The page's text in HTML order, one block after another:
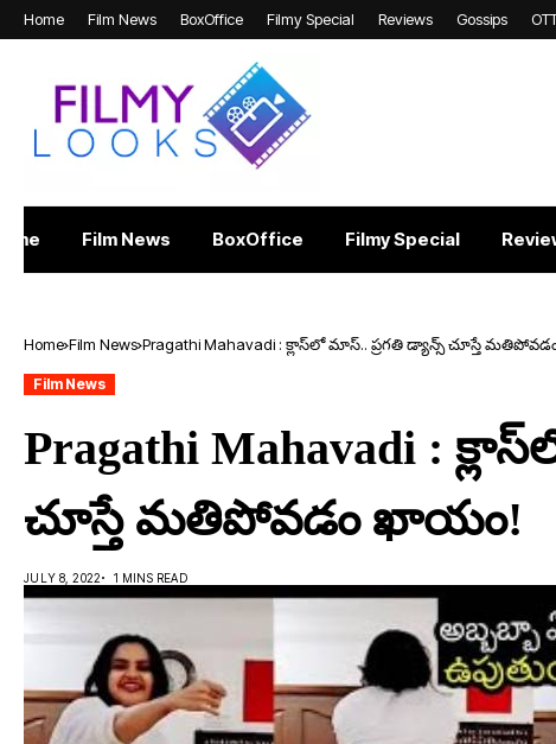
Home Film News BoxOffice Filmy Special Reviews Gossips
Film News BoxOffice Filmy Special
Home Film News Pragathi Mahavadi : క్లాస్‌లో మాస్.. ప్రగతి డ్యాన్స్ చూస్తే
Film News
Pragathi Mahavadi :
చూస్తే మతిపోవడం ఖాయం!
JULY 8, 2022 1 MINS READ